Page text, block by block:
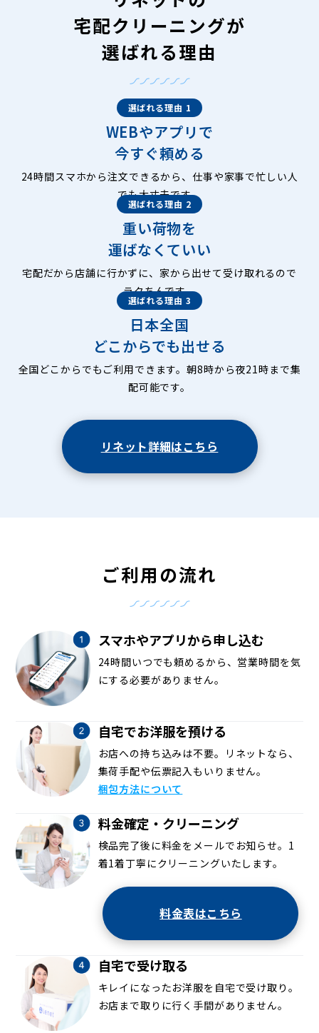
宅配クリーニングが
選ばれる理由
選ばれる理由 1
WEBやアプリで
今すぐ頼める
24時間スマホから注文できるから、仕事や家事で忙しい人
でも大丈夫です。
選ばれる理由 2
重い荷物を
運ばなくていい
宅配だから店舗に行かずに、家から出せて受け取れるので
ラクちんです。
選ばれる理由 3
日本全国
どこからでも出せる
全国どこからでもご利用できます。朝8時から夜21時まで集
配可能です。
リネット詳細はこちら
ご利用の流れ
スマホやアプリから申し込む
24時間いつでも頼めるから、営業時間を気
にする必要がありません。
自宅でお洋服を預ける
お店への持ち込みは不要。リネットなら、
集荷手配や伝票記入もいりません。
梱包方法について
料金確定・クリーニング
検品完了後に料金をメールでお知らせ。1
着1着丁寧にクリーニングいたします。
料金表はこちら
自宅で受け取る
キレイになったお洋服を自宅で受け取り。
お店まで取りに行く手間がありません。